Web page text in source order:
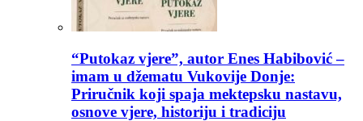
“Putokaz vjere”, autor Enes Habibović –
imam u džematu Vukovije Donje:
Priručnik koji spaja mektepsku nastavu,
osnove vjere, historiju i tradiciju